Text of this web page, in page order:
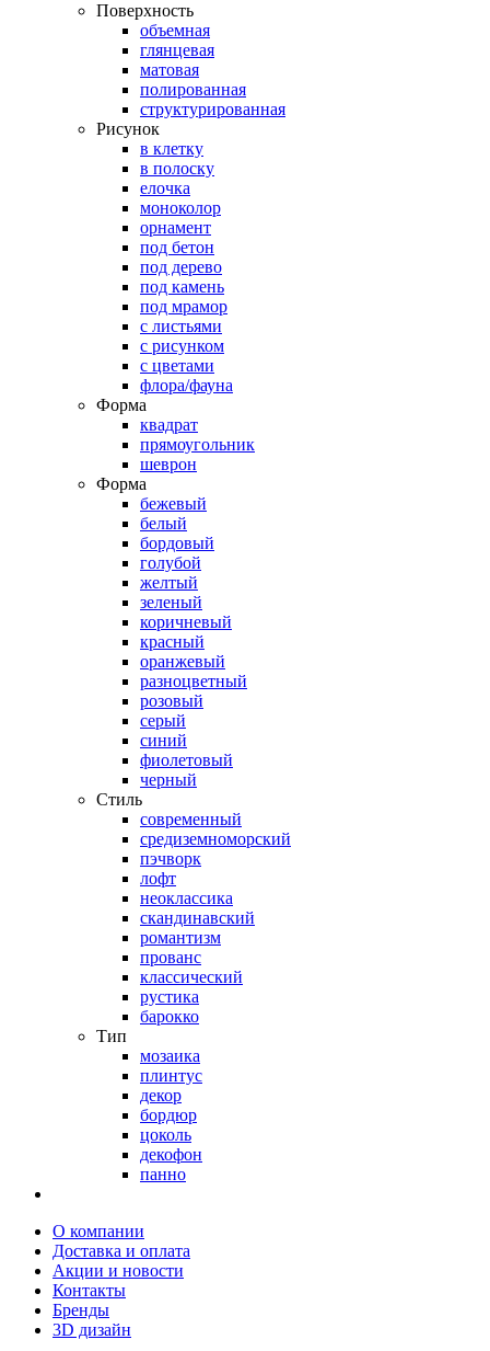
Поверхность
объемная
глянцевая
матовая
полированная
структурированная
Рисунок
в клетку
в полоску
елочка
моноколор
орнамент
под бетон
под дерево
под камень
под мрамор
с листьями
с рисунком
с цветами
флора/фауна
Форма
квадрат
прямоугольник
шеврон
Форма
бежевый
белый
бордовый
голубой
желтый
зеленый
коричневый
красный
оранжевый
разноцветный
розовый
серый
синий
фиолетовый
черный
Стиль
современный
средиземноморский
пэчворк
лофт
неоклассика
скандинавский
романтизм
прованс
классический
рустика
барокко
Тип
мозаика
плинтус
декор
бордюр
цоколь
декофон
панно
О компании
Доставка и оплата
Акции и новости
Контакты
Бренды
3D дизайн